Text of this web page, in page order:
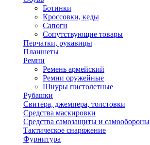
Ботинки
Кроссовки, кеды
Сапоги
Сопутствующие товары
Перчатки, рукавицы
Планшеты
Ремни
Ремень армейский
Ремни оружейные
Шнуры пистолетные
Рубашки
Свитера, джемпера, толстовки
Средства маскировки
Средства самозащиты и самообороны
Тактическое снаряжение
Фурнитура